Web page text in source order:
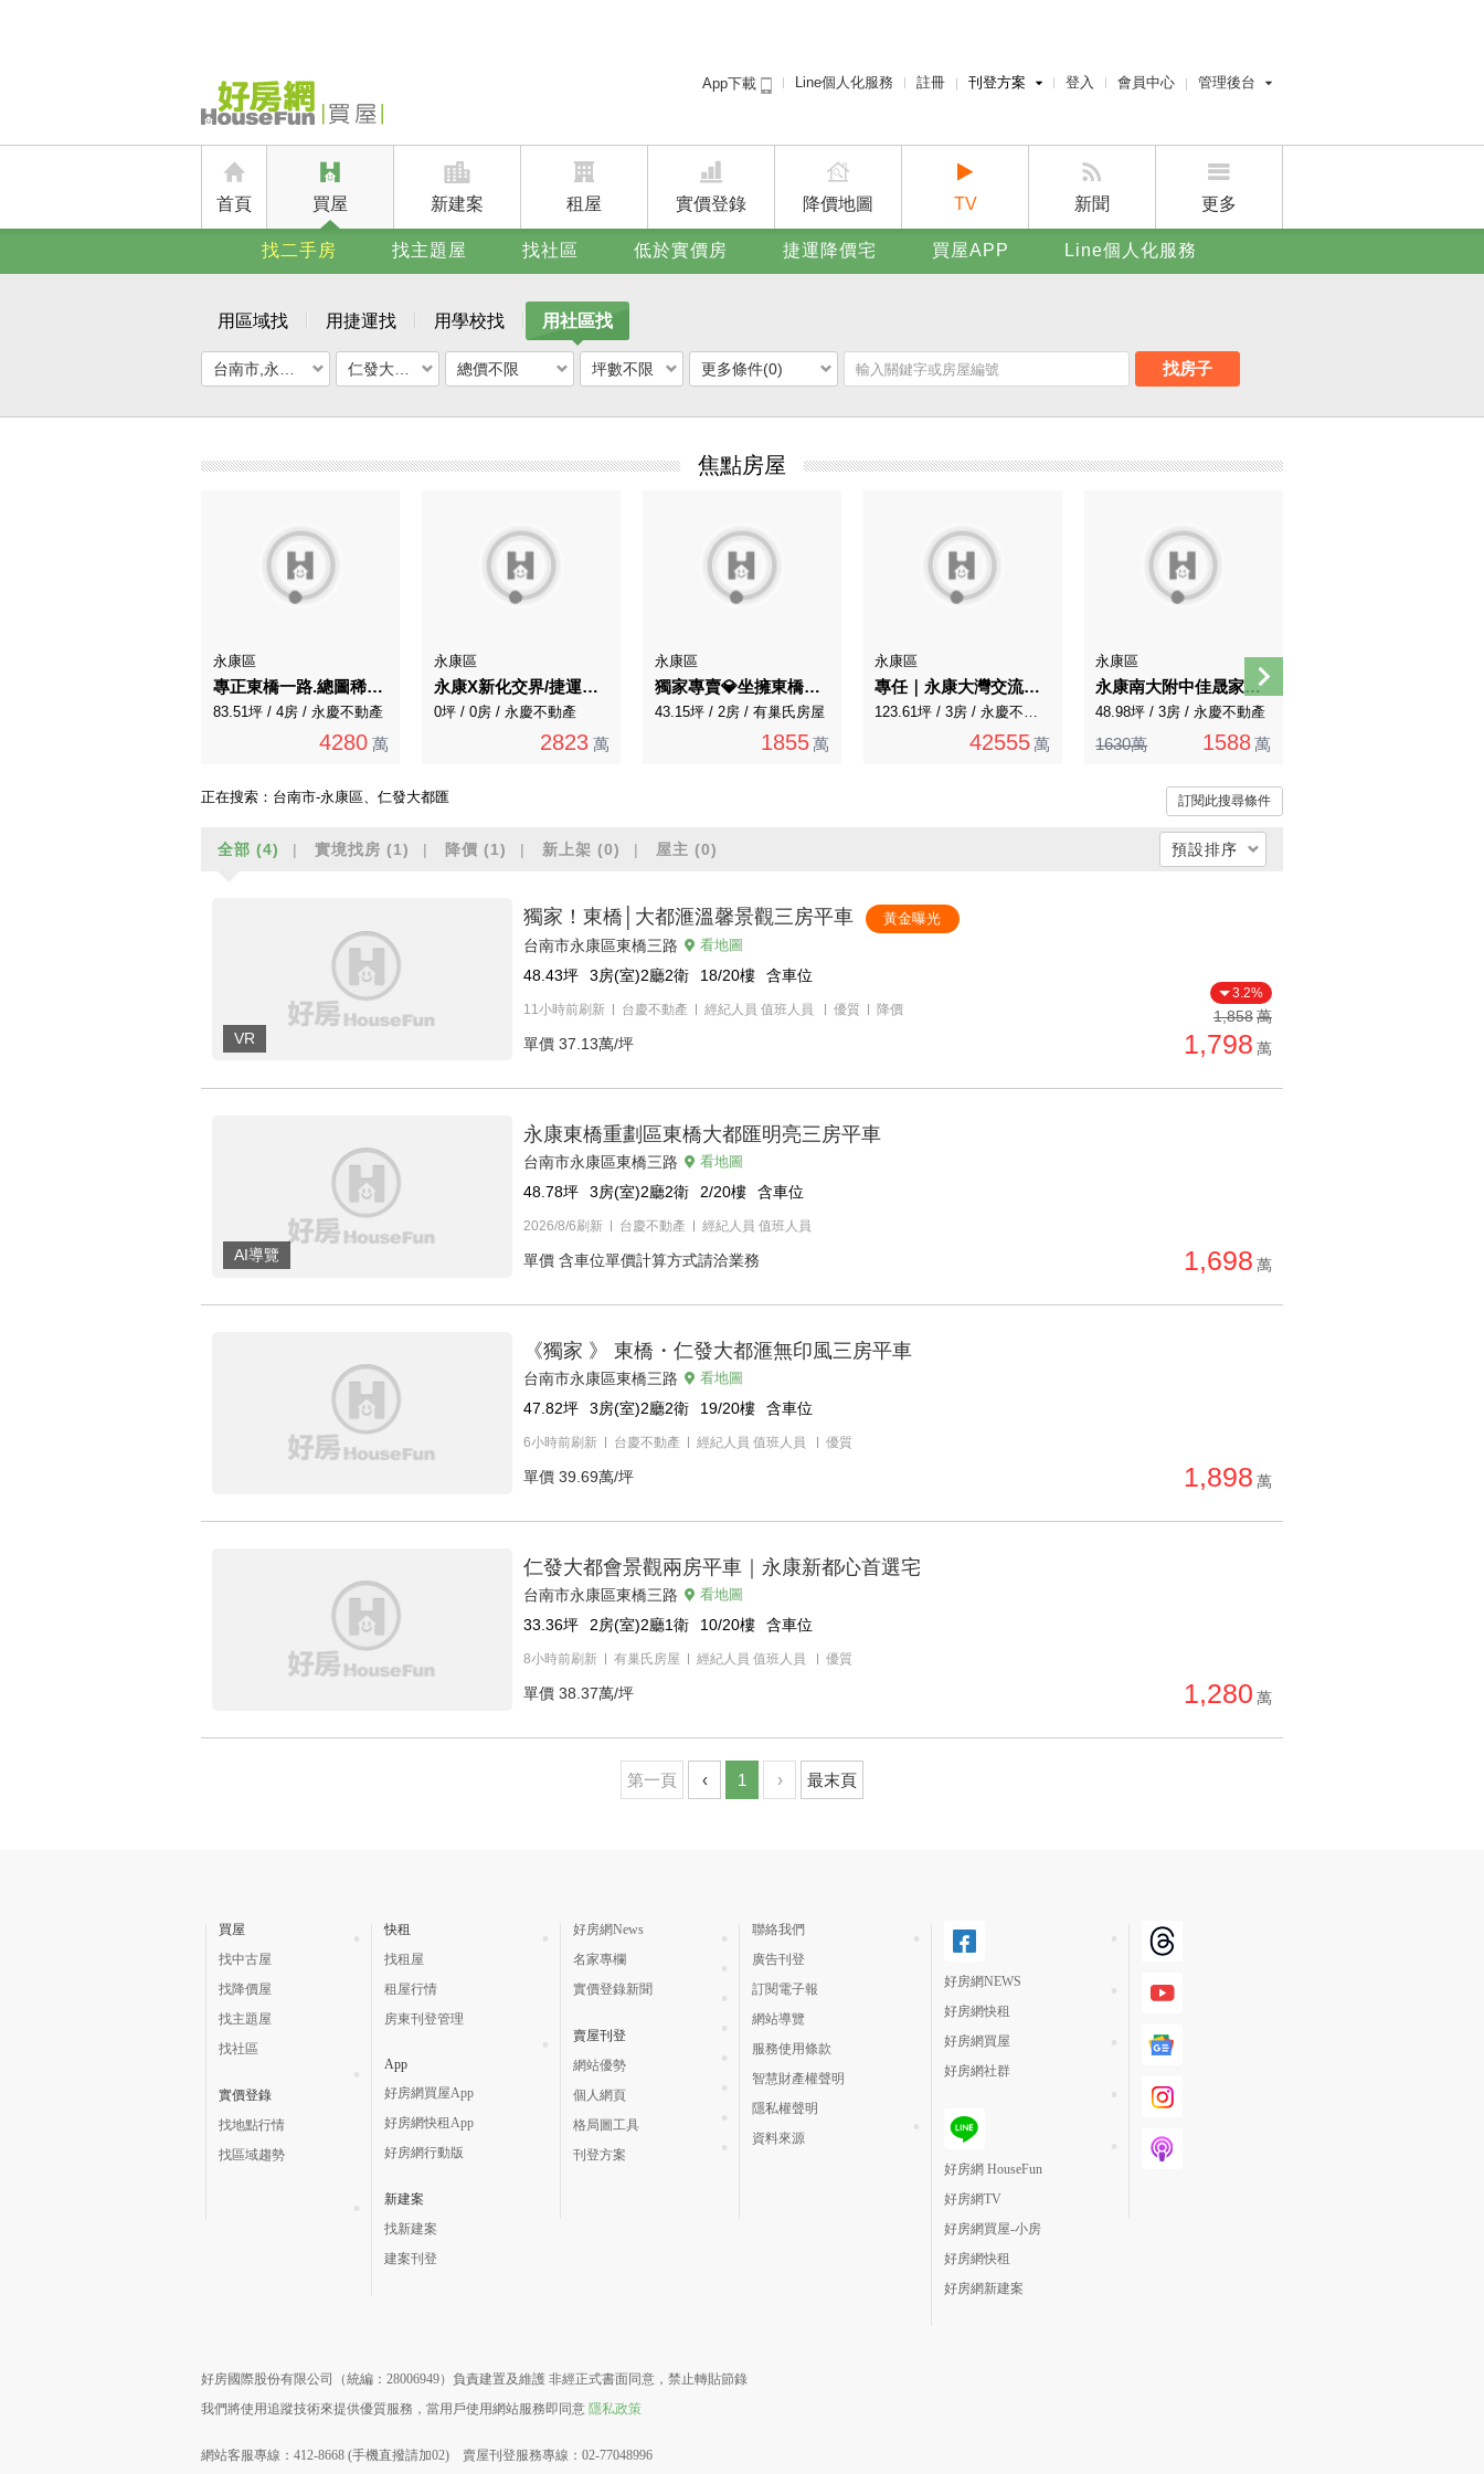
App下載 Line個人化服務 註冊 刊登方案
賣屋刊登
廣告刊登
登入 會員中心 管理後台
屋主管理後台
首頁 買屋 新建案 租屋 實價登錄 降價地圖 TV 新聞 更多
賣屋刊登
找二手房 找主題屋 找社區 低於實價房 捷運降價宅 買屋APP Line個人化服務
用區域找 用捷運找 用學校找 用社區找
總價不限 坪數不限 更多條件(0) 找房子
焦點房屋
永康區
專正東橋一路.總圖稀有大面寬邊間透天店面
83.51坪 / 4房 / 永慶不動產
4280 萬
永康區
永康X新化交界/捷運深綠潛力農地
0坪 / 0房 / 永慶不動產
2823 萬
永康區
獨家專賣💎坐擁東橋絕佳景觀聯上康橋2+1房平車
43.15坪 / 2房 / 有巢氏房屋
1855 萬
永康區
專任｜永康大灣交流道旁｜12米路近千坪大坪數建地
123.61坪 / 3房 / 永慶不動產
42555 萬
永康區
永康南大附中佳晟家安景觀三房B1平面車位
48.98坪 / 3房 / 永慶不動產
1630萬 1588 萬
正在搜索： 台南市-永康區、仁發大都匯 訂閱此搜尋條件
全部 (4) 實境找房 (1) 降價 (1) 新上架 (0) 屋主 (0) 預設排序
單價高 → 低
降價幅度高 → 低
月熱門度高 → 低
獨家！東橋│大都滙溫馨景觀三房平車 黃金曝光
台南市永康區東橋三路 看地圖
48.43坪 3房(室)2廳2衛 18/20樓 含車位
11小時前刷新 台慶不動產 經紀人員 值班人員 優質 降價
單價 37.13萬/坪
3.2%
1,858萬
1,798 萬
永康東橋重劃區東橋大都匯明亮三房平車
台南市永康區東橋三路 看地圖
48.78坪 3房(室)2廳2衛 2/20樓 含車位
2026/8/6刷新 台慶不動產 經紀人員 值班人員
單價 含車位單價計算方式請洽業務 1,698 萬
《獨家 》 東橋・仁發大都滙無印風三房平車
台南市永康區東橋三路 看地圖
47.82坪 3房(室)2廳2衛 19/20樓 含車位
6小時前刷新 台慶不動產 經紀人員 值班人員 優質
單價 39.69萬/坪 1,898 萬
仁發大都會景觀兩房平車｜永康新都心首選宅
台南市永康區東橋三路 看地圖
33.36坪 2房(室)2廳1衛 10/20樓 含車位
8小時前刷新 有巢氏房屋 經紀人員 值班人員 優質
單價 38.37萬/坪 1,280 萬
第一頁 ‹ 1 › 最末頁
買屋
找中古屋
找降價屋
找主題屋
找社區
實價登錄
找地點行情
找區域趨勢
快租
找租屋
租屋行情
房東刊登管理
App
好房網買屋App
好房網快租App
好房網行動版
新建案
找新建案
建案刊登
好房網News
名家專欄
實價登錄新聞
賣屋刊登
網站優勢
個人網頁
格局圖工具
刊登方案
聯絡我們
廣告刊登
訂閱電子報
網站導覽
服務使用條款
智慧財產權聲明
隱私權聲明
資料來源
好房網NEWS
好房網快租
好房網買屋
好房網社群
好房網 HouseFun
好房網TV
好房網買屋-小房
好房網快租
好房網新建案
好房國際股份有限公司（統編：28006949）負責建置及維護 非經正式書面同意，禁止轉貼節錄
我們將使用追蹤技術來提供優質服務，當用戶使用網站服務即同意 隱私政策
網站客服專線：412-8668 (手機直撥請加02) 賣屋刊登服務專線：02-77048996